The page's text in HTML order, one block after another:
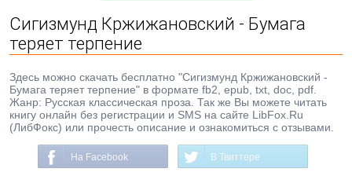
Сигизмунд Кржижановский - Бумага
теряет терпение
Здесь можно скачать бесплатно "Сигизмунд Кржижановский -
Бумага теряет терпение" в формате fb2, epub, txt, doc, pdf.
Жанр: Русская классическая проза. Так же Вы можете читать
книгу онлайн без регистрации и SMS на сайте LibFox.Ru
(ЛибФокс) или прочесть описание и ознакомиться с отзывами.
На Facebook В Твиттере